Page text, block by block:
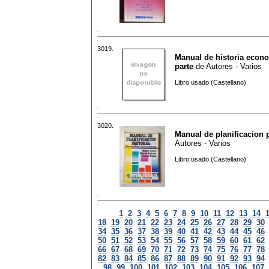
3019.
Manual de historia
parte de Autores - Varios
Libro usado (Castellano)
3020.
Manual de planificacion
Autores - Varios
Libro usado (Castellano)
1 2 3 4 5 6 7 8 9 10 11 12 13 14
18 19 20 21 22 23 24 25 26 27 28 29 30
34 35 36 37 38 39 40 41 42 43 44 45 46
50 51 52 53 54 55 56 57 58 59 60 61 62
66 67 68 69 70 71 72 73 74 75 76 77 78
82 83 84 85 86 87 88 89 90 91 92 93 94